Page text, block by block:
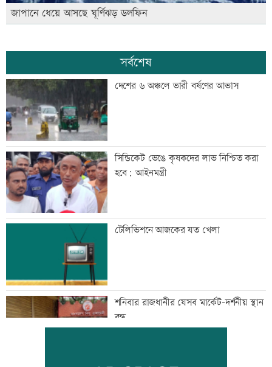
জাপানে ধেয়ে আসছে ঘূর্ণিঝড় ডলফিন
সর্বশেষ
দেশের ৬ অঞ্চলে ভারী বর্ষণের আভাস
সিন্ডিকেট ভেঙে কৃষকদের লাভ নিশ্চিত করা
হবে: আইনমন্ত্রী
টেলিভিশনে আজকের যত খেলা
শনিবার রাজধানীর যেসব মার্কেট-দর্শনীয় স্থান
বন্ধ